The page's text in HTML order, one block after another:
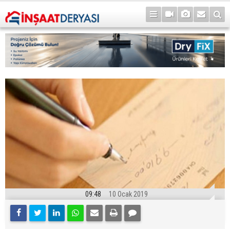
09:48 10 Ocak 2019